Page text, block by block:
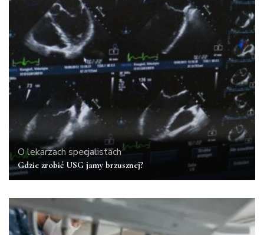
O lekarzach specjalistach
Gdzie zrobić USG jamy brzusznej?